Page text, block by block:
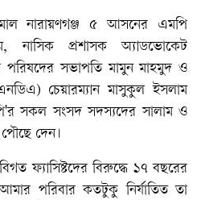
নারায়ণগঞ্জ ৫ আসনের এমপি
নাসিক প্রশাসক অ্যাডভোকেট
পরিষদের সভাপতি মামুন মাহমুদ ও
চেয়ারম্যান মাসুকুল ইসলাম
সকল সংসদ সদস্যদের সালাম ও
দেন।
ফ্যাসিষ্টদের বিরুদ্ধে ১৭ বছরের
পরিবার কতটুকু নির্যাতিত তা